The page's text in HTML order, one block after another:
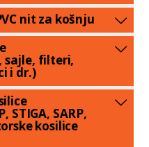
nit za košnju
sajle, filteri,
i dr.)
STIGA, SARP,
kosilice